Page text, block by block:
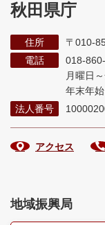
秋田県庁
住所
〒010-
電話
018-
月曜日
年末年始
法人番号
アクセス
地域振興局